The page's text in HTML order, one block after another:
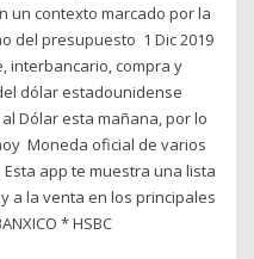
un contexto marcado por la
del presupuesto 1 Dic 2019
interbancario, compra y
dólar estadounidense
Dólar esta mañana, por lo
Moneda oficial de varios
app te muestra una lista
a la venta en los principales
* HSBC